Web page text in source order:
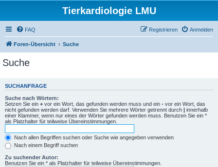
Tierkardiologie LMU
FAQ Anmelden
Registrieren
Foren-Übersicht Suche
Suche
SUCHANFRAGE
Suche nach Wörtern:
Setzen Sie ein + vor ein Wort, das gefunden werden muss und ein - vor ein Wort, das
nicht gefunden werden darf. Verwenden Sie mehrere Wörter getrennt durch | innerhalb
einer Klammer, wenn nur eines der Wörter gefunden werden muss. Benutzen Sie ein *
als Platzhalter für teilweise Übereinstimmungen.
Nach allen Begriffen suchen oder Suche wie angegeben verwenden
Nach einem Begriff suchen
Zu suchender Autor:
Benutzen Sie ein * als Platzhalter für teilweise Übereinstimmungen.